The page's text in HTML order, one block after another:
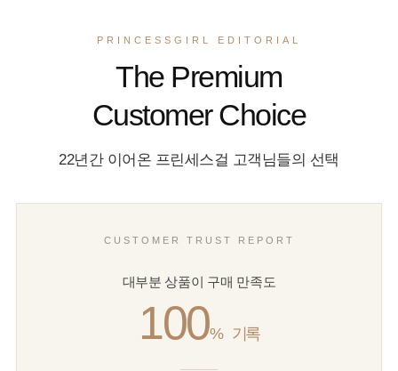
PRINCESSGIRL EDITORIAL
The Premium
Customer Choice
22년간 이어온 프린세스걸 고객님들의 선택
CUSTOMER TRUST REPORT
대부분 상품이 구매 만족도
100% 기록